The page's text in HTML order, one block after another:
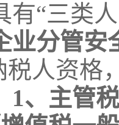
有“三类
业分管安
人资格
1、主管